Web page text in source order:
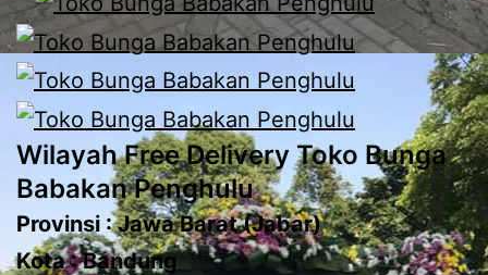
Wilayah Free Delivery Toko Bunga
Babakan Penghulu
Provinsi : Jawa Barat (Jabar)
Kota : Bandung